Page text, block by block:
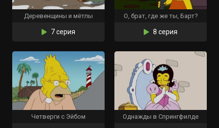
Деревенщины и мётлы
7 серия
О, брат, где же ты, Барт?
8 серия
Четверги с Эйбом Однажды в Спрингфилде